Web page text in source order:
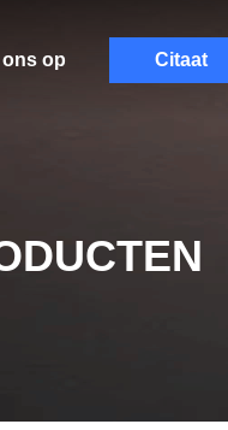
ons op Citaat